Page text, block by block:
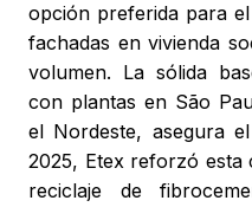
opción preferida para
fachadas en vivienda
volumen. La sólida
con plantas en São
el Nordeste, asegura
2025, Etex reforzó esta
reciclaje de